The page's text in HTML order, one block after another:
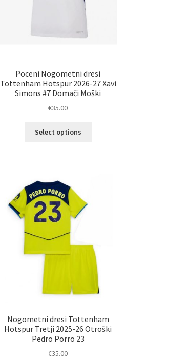
Poceni Nogometni dresi
Tottenham Hotspur 2026-27 Xavi
Simons #7 Domači Moški
€35.00
Select options
Nogometni dresi Tottenham
Hotspur Tretji 2025-26 Otroški
Pedro Porro 23
€35.00